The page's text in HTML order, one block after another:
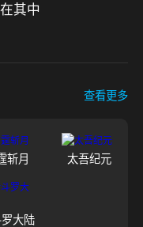
其中
查看更多
斩月 太吾纪元
大陆